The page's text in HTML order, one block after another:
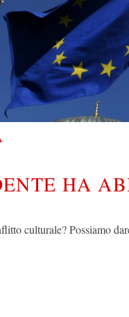
HA
culturale? Possiamo